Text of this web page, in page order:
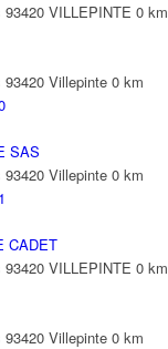
VILLEPINTE 0 km
Villepinte 0 km
SAS
Villepinte 0 km
CADET
VILLEPINTE 0 km
Villepinte 0 km